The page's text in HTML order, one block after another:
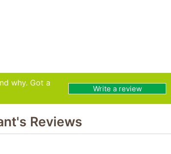
why. Got a
Write a review
Reviews